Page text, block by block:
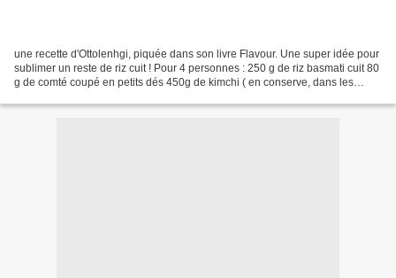
une recette d'Ottolenhgi, piquée dans son livre Flavour. Une super idée pour
sublimer un reste de riz cuit ! Pour 4 personnes : 250 g de riz basmati cuit 80
g de comté coupé en petits dés 450g de kimchi ( en conserve, dans les